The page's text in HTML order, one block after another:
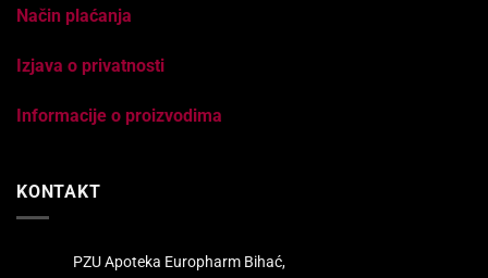
Način plaćanja
Izjava o privatnosti
Informacije o proizvodima
KONTAKT
PZU Apoteka Europharm Bihać,